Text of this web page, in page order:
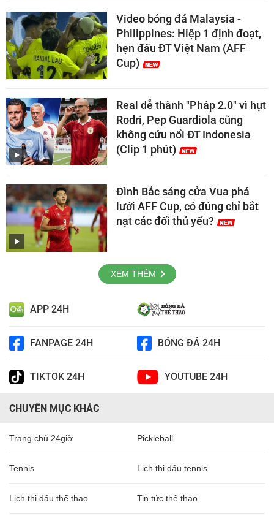
Video bóng đá Malaysia -
Philippines: Hiệp 1 định đoạt,
hẹn đấu ĐT Việt Nam (AFF
Cup)
Real dễ thành "Pháp 2.0" vì hụt
Rodri, Pep Guardiola cũng
không cứu nổi ĐT Indonesia
(Clip 1 phút)
Đình Bắc sáng cửa Vua phá
lưới AFF Cup, có đúng chỉ bắt
nạt các đối thủ yếu?
XEM THÊM
APP 24H
FANPAGE 24H BÓNG ĐÁ 24H
TIKTOK 24H YOUTUBE 24H
CHUYÊN MỤC KHÁC
Trang chủ 24giờ Pickleball
Tennis Lịch thi đấu tennis
Lịch thi đấu thể thao Tin tức thể thao